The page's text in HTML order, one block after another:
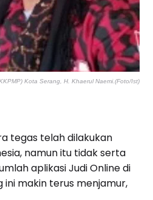
Kota Serang, H. Khaerul Naemi.(Foto/Ist)
tegas telah dilakukan
namun itu tidak serta
aplikasi Judi Online di
ini makin terus menjamur,